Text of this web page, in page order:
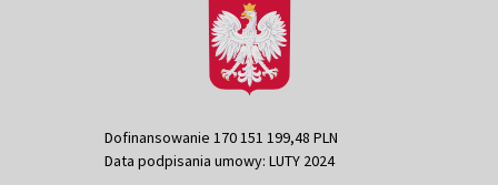
Dofinansowanie 170 151 199,48 PLN
Data podpisania umowy: LUTY 2024